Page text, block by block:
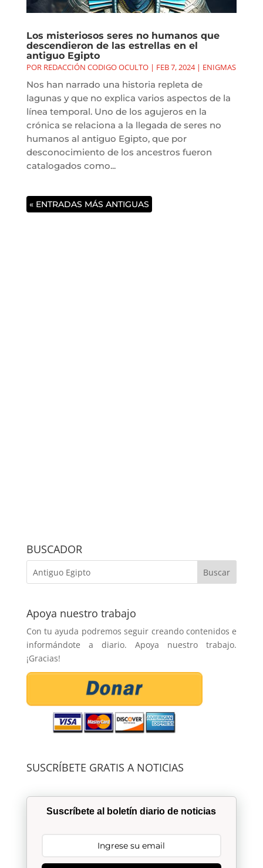
Los misteriosos seres no humanos que
descendieron de las estrellas en el
antiguo Egipto
POR REDACCIÓN CODIGO OCULTO| FEB 7, 2024| ENIGMAS
Nos han narrado una historia repleta de
lagunas y que no explica varios aspectos de la
línea temporal. Uno de los agujeros en la
crónica se relaciona a la llegada de seres no
humanos al antiguo Egipto, que por
desconocimiento de los ancestros fueron
catalogados como...
« ENTRADAS MÁS ANTIGUAS
BUSCADOR
Apoya nuestro trabajo
Con tu ayuda podremos seguir creando contenidos e
informándote a diario. Apoya nuestro trabajo.
¡Gracias!
SUSCRÍBETE GRATIS A NOTICIAS
Suscríbete al boletín diario de noticias